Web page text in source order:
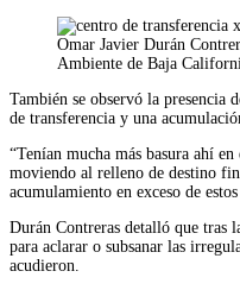
Omar Javier Durán
Ambiente de Baja
También se observó la presencia
de transferencia y una
“Tenían mucha más basura ahí
moviendo al relleno de destino
acumulamiento en exceso de
Durán Contreras detalló que tras
para aclarar o subsanar las
acudieron.